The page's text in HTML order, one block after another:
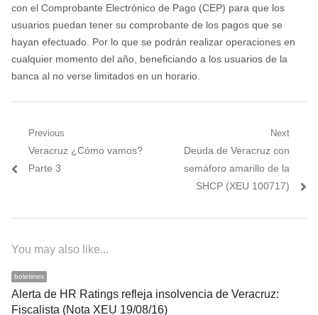
con el Comprobante Electrónico de Pago (CEP) para que los
usuarios puedan tener su comprobante de los pagos que se
hayan efectuado. Por lo que se podrán realizar operaciones en
cualquier momento del año, beneficiando a los usuarios de la
banca al no verse limitados en un horario.
Navegación
de
Previous
Previous
post:
Veracruz ¿Cómo vamos?
Parte 3
Next
Next
post:
Deuda de Veracruz con
semáforo amarillo de la
SHCP (XEU 100717)
You may also like...
boletines
Alerta de HR Ratings refleja insolvencia de Veracruz:
Fiscalista (Nota XEU 19/08/16)